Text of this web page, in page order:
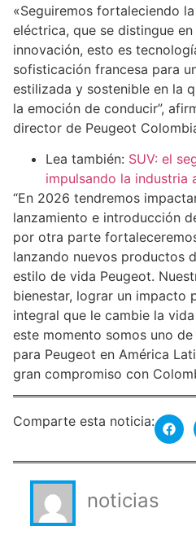
«Seguiremos fortaleciendo
eléctrica, que se distingue
innovación, esto es
sofisticación francesa para
estilizada y sostenible en la
la emoción de conducir”,
director de Peugeot
Lea también: SUV: el
impulsando la industria
“En 2026 tendremos
lanzamiento e introducción
por otra parte
lanzando nuevos productos
estilo de vida Peugeot.
bienestar, lograr un impacto
integral que le cambie la
este momento somos uno
para Peugeot en América
gran compromiso con
Comparte esta noticia:
noticias